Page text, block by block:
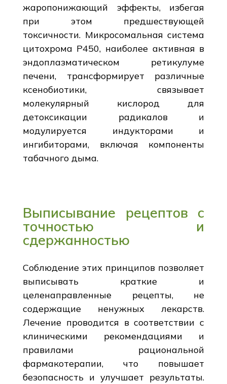
жаропонижающий эффекты, избегая
при этом предшествующей
токсичности. Микросомальная система
цитохрома Р450, наиболее активная в
эндоплазматическом ретикулуме
печени, трансформирует различные
ксенобиотики, связывает
молекулярный кислород для
детоксикации радикалов и
модулируется индукторами и
ингибиторами, включая компоненты
табачного дыма.
Выписывание рецептов с
точностью и
сдержанностью
Соблюдение этих принципов позволяет
выписывать краткие и
целенаправленные рецепты, не
содержащие ненужных лекарств.
Лечение проводится в соответствии с
клиническими рекомендациями и
правилами рациональной
фармакотерапии, что повышает
безопасность и улучшает результаты.